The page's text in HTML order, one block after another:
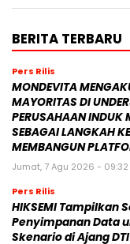
BERITA TERBARU
Pers Rilis
MONDEVITA
MAYORITAS DI
PERUSAHAAN INDUK
SEBAGAI LANGKAH
MEMBANGUN
Jumat, 7 Agu 2026 - 09:32
Pers Rilis
HIKSEMI Tampilkan
Penyimpanan Data
Skenario di Ajang